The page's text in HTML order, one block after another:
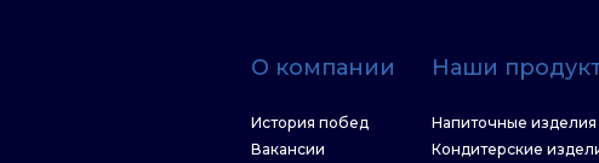
О компании
История побед
Вакансии
Наши
Напиточные изделия
Кондитерские